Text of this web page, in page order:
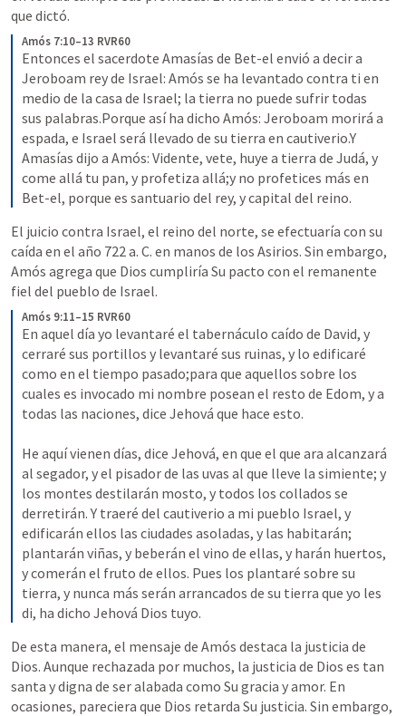
que dictó.
Amós 7:10–13 RVR60
Entonces el sacerdote Amasías de Bet-el envió a decir a
Jeroboam rey de Israel: Amós se ha levantado contra ti en
medio de la casa de Israel; la tierra no puede sufrir todas
sus palabras.Porque así ha dicho Amós: Jeroboam morirá a
espada, e Israel será llevado de su tierra en cautiverio.Y
Amasías dijo a Amós: Vidente, vete, huye a tierra de Judá, y
come allá tu pan, y profetiza allá;y no profetices más en
Bet-el, porque es santuario del rey, y capital del reino.
El juicio contra Israel, el reino del norte, se efectuaría con su
caída en el año 722 a. C. en manos de los Asirios. Sin embargo,
Amós agrega que Dios cumpliría Su pacto con el remanente
fiel del pueblo de Israel.
Amós 9:11–15 RVR60
En aquel día yo levantaré el tabernáculo caído de David, y
cerraré sus portillos y levantaré sus ruinas, y lo edificaré
como en el tiempo pasado;para que aquellos sobre los
cuales es invocado mi nombre posean el resto de Edom, y a
todas las naciones, dice Jehová que hace esto.
He aquí vienen días, dice Jehová, en que el que ara alcanzará
al segador, y el pisador de las uvas al que lleve la simiente; y
los montes destilarán mosto, y todos los collados se
derretirán. Y traeré del cautiverio a mi pueblo Israel, y
edificarán ellos las ciudades asoladas, y las habitarán;
plantarán viñas, y beberán el vino de ellas, y harán huertos,
y comerán el fruto de ellos. Pues los plantaré sobre su
tierra, y nunca más serán arrancados de su tierra que yo les
di, ha dicho Jehová Dios tuyo.
De esta manera, el mensaje de Amós destaca la justicia de
Dios. Aunque rechazada por muchos, la justicia de Dios es tan
santa y digna de ser alabada como Su gracia y amor. En
ocasiones, pareciera que Dios retarda Su justicia. Sin embargo,